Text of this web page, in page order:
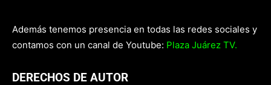
Además tenemos presencia en todas las redes sociales y
contamos con un canal de Youtube: Plaza Juárez TV.
DERECHOS DE AUTOR